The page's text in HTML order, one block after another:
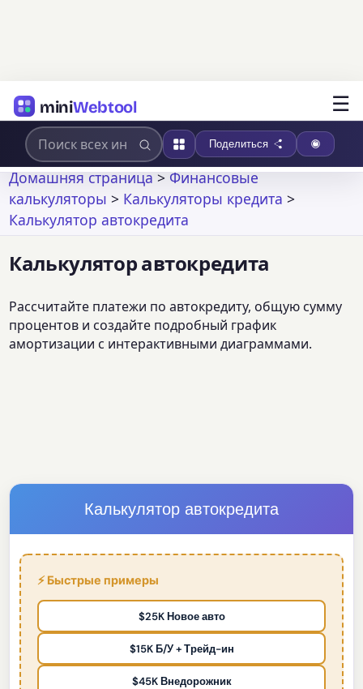
miniWebtool ☰
Поделиться
Домашняя страница>Финансовые
калькуляторы > Калькуляторы кредита >
Калькулятор автокредита
Калькулятор автокредита
Рассчитайте платежи по автокредиту, общую сумму
процентов и создайте подробный график
амортизации с интерактивными диаграммами.
Калькулятор автокредита
⚡ Быстрые примеры
$25K Новое авто
$15K Б/У + Трейд-ин
$45K Внедорожник